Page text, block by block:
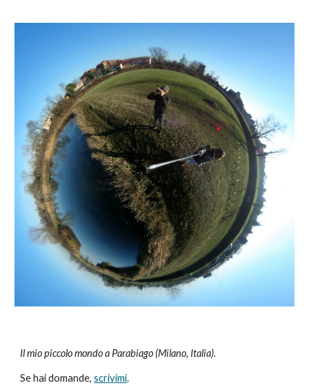
Il mio piccolo mondo a Parabiago (Milano, Italia).
Se hai domande,scrivimi.